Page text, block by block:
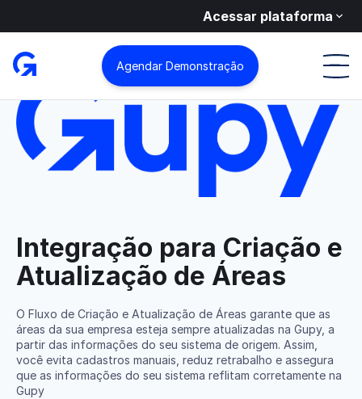
Acessar plataforma
Agendar Demonstração
Integrações Criação e Atualização de Áreas
Integração para Criação e
Atualização de Áreas
O Fluxo de Criação e Atualização de Áreas garante que as
áreas da sua empresa esteja sempre atualizadas na Gupy, a
partir das informações do seu sistema de origem. Assim,
você evita cadastros manuais, reduz retrabalho e assegura
que as informações do seu sistema reflitam corretamente na
Gupy